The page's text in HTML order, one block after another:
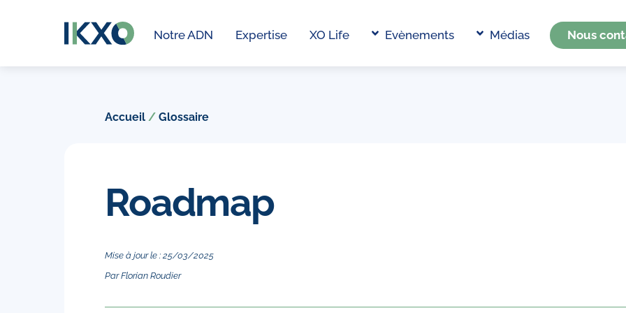
Notre ADN Expertise XO Life Evènements Médias Nous
Accueil / Glossaire
Roadmap
Mise à jour le : 25/03/2025
ParFlorian Roudier
To